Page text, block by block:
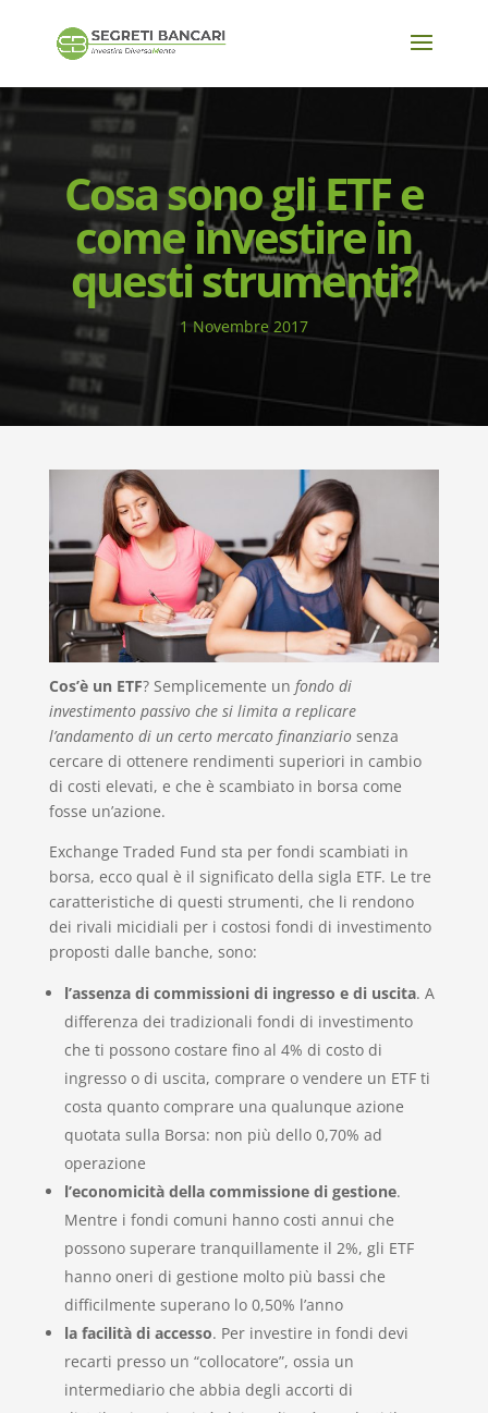
Cosa sono gli ETF e
come investire in
questi strumenti?
1 Novembre 2017
Cos’è un ETF? Semplicemente un fondo di
investimento passivo che si limita a replicare
l’andamento di un certo mercato finanziariosenza
cercare di ottenere rendimenti superiori in cambio
di costi elevati, e che è scambiato in borsa come
fosse un’azione.
Exchange Traded Fund sta per fondi scambiati in
borsa, ecco qual è il significato della sigla ETF. Le tre
caratteristiche di questi strumenti, che li rendono
dei rivali micidiali per i costosi fondi di investimento
proposti dalle banche, sono:
l’assenza di commissioni di ingresso e di uscita. A
differenza dei tradizionali fondi di investimento
che ti possono costare fino al 4% di costo di
ingresso o di uscita, comprare o vendere un ETF ti
costa quanto comprare una qualunque azione
quotata sulla Borsa: non più dello 0,70% ad
operazione
l’economicità della commissione di gestione.
Mentre i fondi comuni hanno costi annui che
possono superare tranquillamente il 2%, gli ETF
hanno oneri di gestione molto più bassi che
difficilmente superano lo 0,50% l’anno
la facilità di accesso. Per investire in fondi devi
recarti presso un “collocatore”, ossia un
intermediario che abbia degli accorti di